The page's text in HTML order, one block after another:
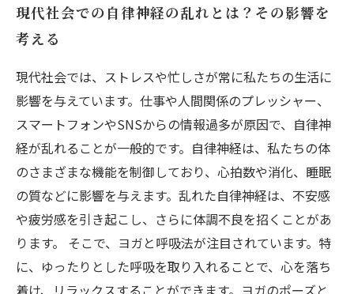
毎日の生活に取り入れたい！ヨガと呼吸法の実
践法
リラックスと集中力向上—ヨガがもたらす健康
効果
自分自身を見つめ直す時間—心と身体の調和を
取り戻そう
現代社会での自律神経の乱れとは？その影響を
考える
現代社会では、ストレスや忙しさが常に私たちの生活に
影響を与えています。仕事や人間関係のプレッシャー、
スマートフォンやSNSからの情報過多が原因で、自律神
経が乱れることが一般的です。自律神経は、私たちの体
のさまざまな機能を制御しており、心拍数や消化、睡眠
の質などに影響を与えます。乱れた自律神経は、不安感
や疲労感を引き起こし、さらに体調不良を招くことがあ
ります。 そこで、ヨガと呼吸法が注目されています。特
に、ゆったりとした呼吸を取り入れることで、心を落ち
着け、リラックスすることができます。ヨガのポーズと